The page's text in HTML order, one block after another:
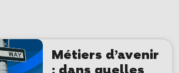
Métiers d’avenir